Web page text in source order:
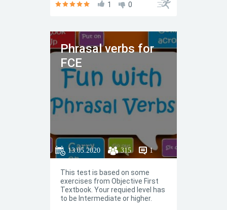
1 0
Phrasal verbs for
FCE
13.05.2020 315 1
This test is based on some
exercises from Objective First
Textbook. Your requied level has
to be Intermediate or higher.